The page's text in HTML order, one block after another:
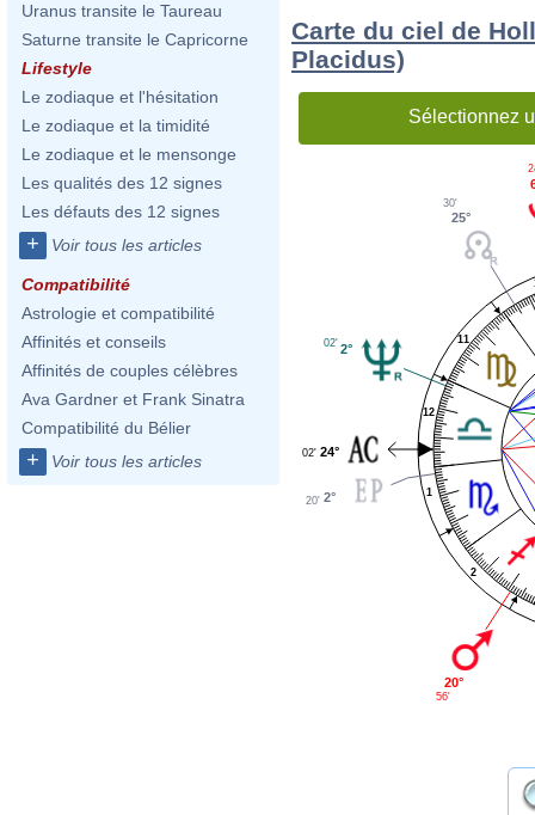
Uranus transite le Taureau
Saturne transite le Capricorne
Lifestyle
Le zodiaque et l'hésitation
Le zodiaque et la timidité
Le zodiaque et le mensonge
Les qualités des 12 signes
Les défauts des 12 signes
+ Voir tous les articles
Compatibilité
Astrologie et compatibilité
Affinités et conseils
Affinités de couples célèbres
Ava Gardner et Frank Sinatra
Compatibilité du Bélier
+ Voir tous les articles
Carte du ciel de
Placidus)
Sélectionnez
1
2
11
12
25°
30'
2°
02'
24°
02'
2°
20'
20°
56'